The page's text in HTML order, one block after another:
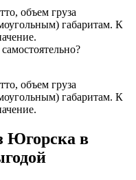
объем груза
габаритам. К
объем груза
габаритам. К
Югорска в